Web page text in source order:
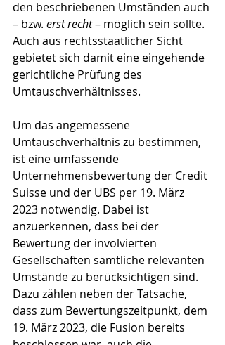
den beschriebenen Umständen auch
– bzw. erst recht – möglich sein sollte.
Auch aus rechtsstaatlicher Sicht
gebietet sich damit eine eingehende
gerichtliche Prüfung des
Umtauschverhältnisses.
Um das angemessene
Umtauschverhältnis zu bestimmen,
ist eine umfassende
Unternehmensbewertung der Credit
Suisse und der UBS per 19. März
2023 notwendig. Dabei ist
anzuerkennen, dass bei der
Bewertung der involvierten
Gesellschaften sämtliche relevanten
Umstände zu berücksichtigen sind.
Dazu zählen neben der Tatsache,
dass zum Bewertungszeitpunkt, dem
19. März 2023, die Fusion bereits